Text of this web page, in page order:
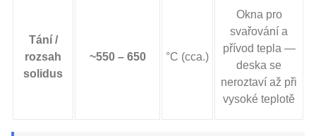
Tání /
rozsah
solidus
~550 – 650 °C (cca.)
Okna pro
svařování a
přívod tepla —
deska se
neroztaví až při
vysoké teplotě